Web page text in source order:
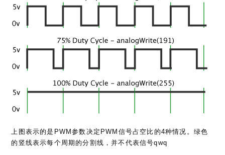
上图表示的是PWM参数决定PWM信号占空比的4种情况。绿色
的竖线表示每个周期的分割线，并不代表信号qwq